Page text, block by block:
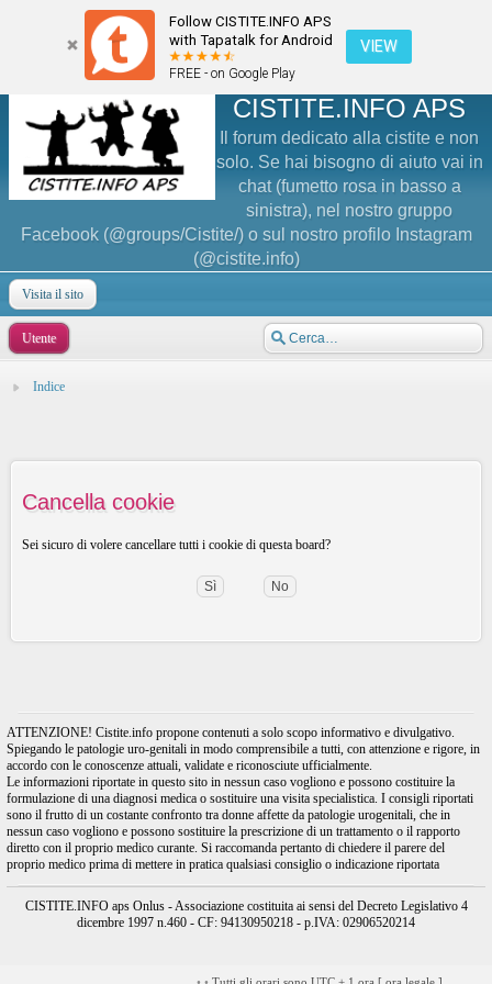
Follow CISTITE.INFO APS
with Tapatalk for Android
FREE - on Google Play
VIEW
CISTITE.INFO APS
Il forum dedicato alla cistite e non
solo. Se hai bisogno di aiuto vai in
chat (fumetto rosa in basso a
sinistra), nel nostro gruppo
Facebook (@groups/Cistite/) o sul nostro profilo Instagram
(@cistite.info)
Visita il sito
Utente
Indice
Cancella cookie
Sei sicuro di volere cancellare tutti i cookie di questa board?
ATTENZIONE! Cistite.info propone contenuti a solo scopo informativo e divulgativo.
Spiegando le patologie uro-genitali in modo comprensibile a tutti, con attenzione e rigore, in
accordo con le conoscenze attuali, validate e riconosciute ufficialmente.
Le informazioni riportate in questo sito in nessun caso vogliono e possono costituire la
formulazione di una diagnosi medica o sostituire una visita specialistica. I consigli riportati
sono il frutto di un costante confronto tra donne affette da patologie urogenitali, che in
nessun caso vogliono e possono sostituire la prescrizione di un trattamento o il rapporto
diretto con il proprio medico curante. Si raccomanda pertanto di chiedere il parere del
proprio medico prima di mettere in pratica qualsiasi consiglio o indicazione riportata
CISTITE.INFO aps Onlus - Associazione costituita ai sensi del Decreto Legislativo 4
dicembre 1997 n.460 - CF: 94130950218 - p.IVA: 02906520214